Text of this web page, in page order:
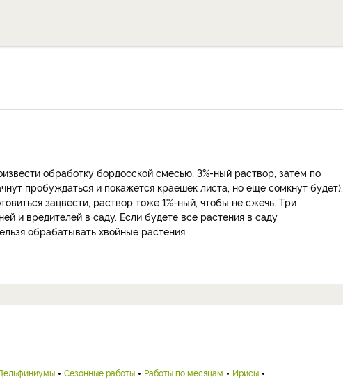
обработку бордосской смесью, 3%-ный раствор, затем по
пробуждаться и покажется краешек листа, но еще сомкнут будет),
зацвести, раствор тоже 1%-ный, чтобы не сжечь. Три
и вредителей в саду. Если будете все растения в саду
обрабатывать хвойные растения.
Сезонные работы Работы по месяцам
Ирисы